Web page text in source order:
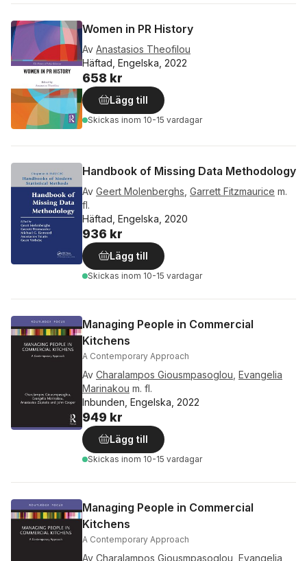
Women in PR History
Av Anastasios Theofilou
Häftad, Engelska, 2022
658 kr
Lägg till
Skickas inom 10-15 vardagar
Handbook of Missing Data Methodology
Av Geert Molenberghs Garrett Fitzmaurice m.
fl.
Häftad, Engelska, 2020
936 kr
Lägg till
Skickas inom 10-15 vardagar
Managing People in Commercial
Kitchens
A Contemporary Approach
Av Charalampos Giousmpasoglou Evangelia
Marinakou m. fl.
Inbunden, Engelska, 2022
949 kr
Lägg till
Skickas inom 10-15 vardagar
Managing People in Commercial
Kitchens
A Contemporary Approach
Av Charalampos Giousmpasoglou Evangelia